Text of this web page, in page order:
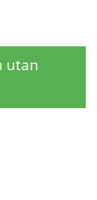
utan